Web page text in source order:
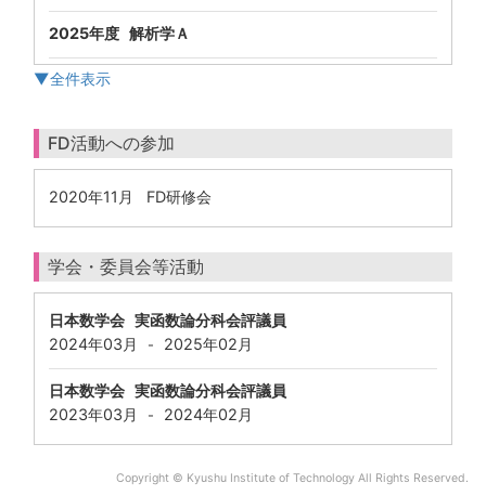
2025年度 解析学Ａ
▼全件表示
FD活動への参加
2020年11月 FD研修会
学会・委員会等活動
日本数学会 実函数論分科会評議員
2024年03月
- 2025年02月
日本数学会 実函数論分科会評議員
2023年03月
- 2024年02月
Copyright © Kyushu Institute of Technology All Rights Reserved.